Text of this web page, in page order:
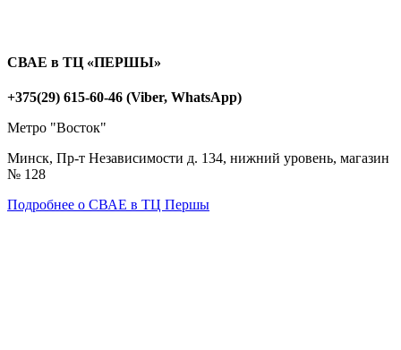
СВАЕ в ТЦ «ПЕРШЫ»
+375(29) 615-60-46 (Viber, WhatsApp)
Метро "Восток"
Минск, Пр-т Независимости д. 134, нижний уровень, магазин
№ 128
Подробнее о СВАЕ в ТЦ Першы